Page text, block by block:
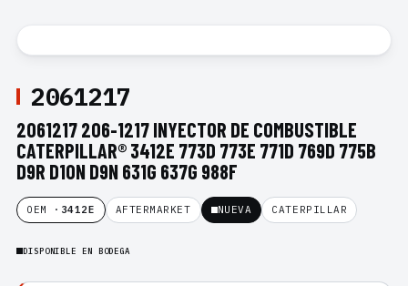
2061217
2061217 206-1217 INYECTOR DE COMBUSTIBLE
CATERPILLAR® 3412E 773D 773E 771D 769D 775B
D9R D10N D9N 631G 637G 988F
OEM · 3412E AFTERMARKET NUEVA CATERPILLAR
DISPONIBLE EN BODEGA